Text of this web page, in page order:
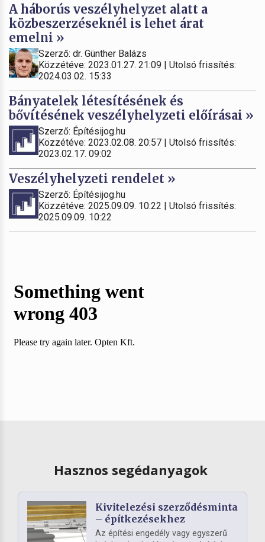
A háborús veszélyhelyzet alatt a
közbeszerzéseknél is lehet árat
emelni »
Szerző: dr. Günther Balázs
Közzétéve: 2023.01.27. 21:09 | Utolsó frissítés:
2024.03.02. 15:33
Bányatelek létesítésének és
bővítésének veszélyhelyzeti előírásai »
Szerző: Építésijog.hu
Közzétéve: 2023.02.08. 20:57 | Utolsó frissítés:
2023.02.17. 09:02
Veszélyhelyzeti rendelet »
Szerző: Építésijog.hu
Közzétéve: 2025.09.09. 10:22 | Utolsó frissítés:
2025.09.09. 10:22
Hasznos segédanyagok
Kivitelezési szerződésminta
– építkezésekhez
Az építési engedély vagy egyszerű